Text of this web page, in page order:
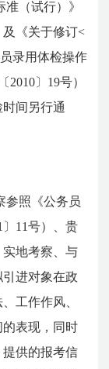
（试行）》
《关于修订<
录用体检操作
〕19号）
间另行通
参照《公务员
11号）、贵
地考察、与
进对象在政
工作作风、
表现，同时
供的报考信